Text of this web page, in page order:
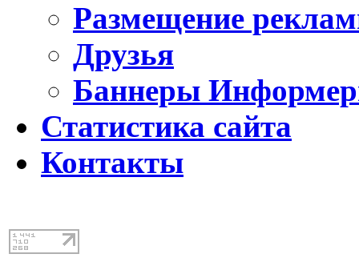
Размещение
Друзья
Баннеры
Статистика сайта
Контакты